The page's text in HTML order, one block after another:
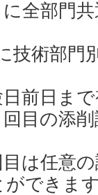
に全部門
技術部門
日前日ま
回目の添
目は任意
ができま